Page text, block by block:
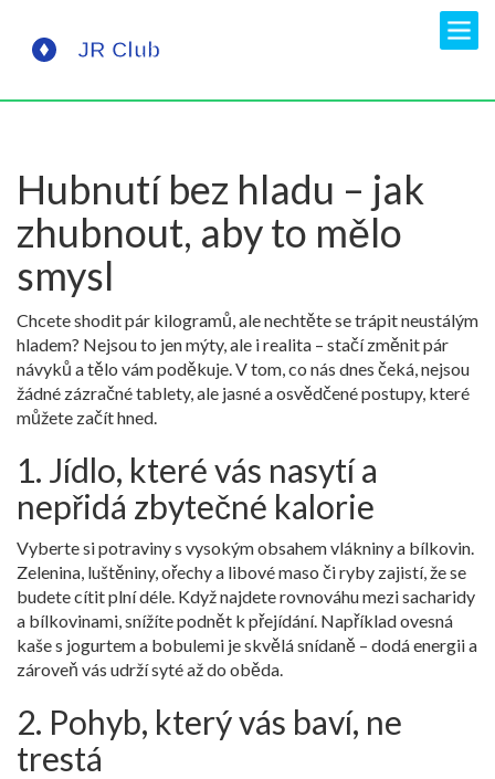
Hubnutí bez hladu – jak
zhubnout, aby to mělo
smysl
Chcete shodit pár kilogramů, ale nechtěte se trápit neustálým
hladem? Nejsou to jen mýty, ale i realita – stačí změnit pár
návyků a tělo vám poděkuje. V tom, co nás dnes čeká, nejsou
žádné zázračné tablety, ale jasné a osvědčené postupy, které
můžete začít hned.
1. Jídlo, které vás nasytí a
nepřidá zbytečné kalorie
Vyberte si potraviny s vysokým obsahem vlákniny a bílkovin.
Zelenina, luštěniny, ořechy a libové maso či ryby zajistí, že se
budete cítit plní déle. Když najdete rovnováhu mezi sacharidy
a bílkovinami, snížíte podnět k přejídání. Například ovesná
kaše s jogurtem a bobulemi je skvělá snídaně – dodá energii a
zároveň vás udrží syté až do oběda.
2. Pohyb, který vás baví, ne
trestá